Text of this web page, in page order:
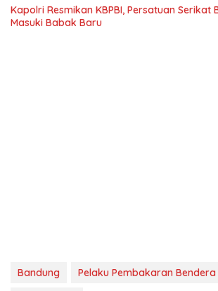
Kapolri Resmikan KBPBI, Persatuan Serikat
Masuki Babak Baru
Bandung
Pelaku Pembakaran